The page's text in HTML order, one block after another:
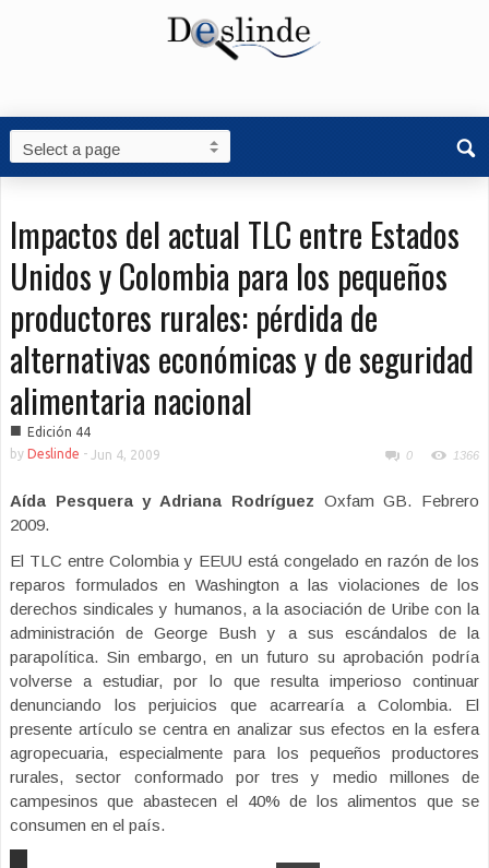
Impactos del actual TLC entre Estados
Unidos y Colombia para los pequeños
productores rurales: pérdida de
alternativas económicas y de seguridad
alimentaria nacional
■ Edición 44
by Deslinde - Jun 4, 2009 0 1366
Aída Pesquera y Adriana Rodríguez Oxfam GB. Febrero
2009.
El TLC entre Colombia y EEUU está congelado en razón de los
reparos formulados en Washington a las violaciones de los
derechos sindicales y humanos, a la asociación de Uribe con la
administración de George Bush y a sus escándalos de la
parapolítica. Sin embargo, en un futuro su aprobación podría
volverse a estudiar, por lo que resulta imperioso continuar
denunciando los perjuicios que acarrearía a Colombia. El
presente artículo se centra en analizar sus efectos en la esfera
agropecuaria, especialmente para los pequeños productores
rurales, sector conformado por tres y medio millones de
campesinos que abastecen el 40% de los alimentos que se
consumen en el país.